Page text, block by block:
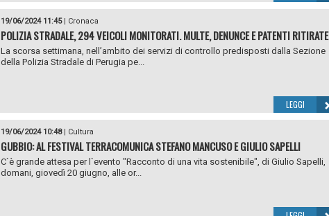
19/06/2024 11:45| Cronaca
POLIZIA STRADALE, 294 VEICOLI MONITORATI. MULTE, DENUNCE E PATENTI RITIRATE
La scorsa settimana, nell’ambito dei servizi di controllo predisposti dalla Sezione
della Polizia Stradale di Perugia pe...
LEGGI
19/06/2024 10:48| Cultura
GUBBIO: AL FESTIVAL TERRACOMUNICA STEFANO MANCUSO E GIULIO SAPELLI
C`è grande attesa per l`evento "Racconto di una vita sostenibile", di Giulio Sapelli,
domani, giovedì 20 giugno, alle or...